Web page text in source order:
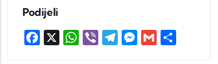
Podijeli
Facebook
X WhatsApp
ViberTelegram
Messenger
Gmail